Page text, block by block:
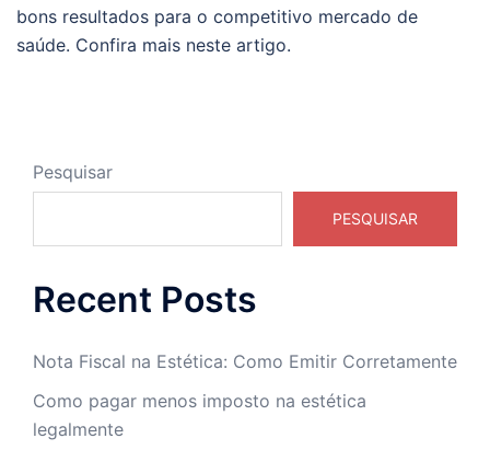
bons resultados para o competitivo mercado de
saúde. Confira mais neste artigo.
Pesquisar
PESQUISAR
Recent Posts
Nota Fiscal na Estética: Como Emitir Corretamente
Como pagar menos imposto na estética
legalmente